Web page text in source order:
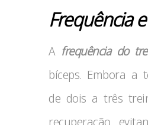
Frequência
A frequência do
bíceps. Embora
de dois a três